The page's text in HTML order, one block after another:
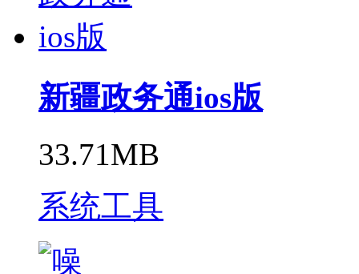
新疆政务通ios版
33.71MB
系统工具